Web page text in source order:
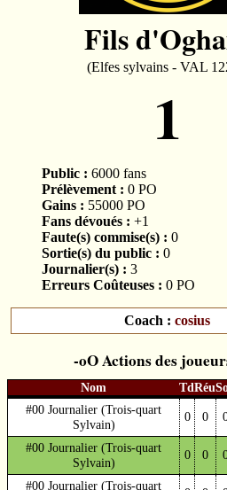
Fils
(Elfes sylvains - VAL
1
Public : 6000 fans
Prélèvement : 0 PO
Gains : 55000 PO
Fans dévoués : +1
Faute(s) commise(s) : 0
Sortie(s) du public : 0
Journalier(s) : 3
Erreurs Coûteuses : 0 PO
Coach : cosius
Actions des
Nom TdRéu
#00 Journalier(Trois-quart
Sylvain)
0 0
#00 Journalier(Trois-quart
Sylvain)
0 0
#00 Journalier(Trois-quart